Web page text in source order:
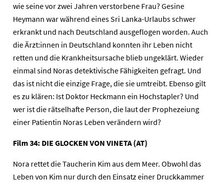
wie seine vor zwei Jahren verstorbene Frau? Gesine
Heymann war während eines Sri Lanka-Urlaubs schwer
erkrankt und nach Deutschland ausgeflogen worden. Auch
die Ärzt:innen in Deutschland konnten ihr Leben nicht
retten und die Krankheitsursache blieb ungeklärt. Wieder
einmal sind Noras detektivische Fähigkeiten gefragt. Und
das ist nicht die einzige Frage, die sie umtreibt. Ebenso gilt
es zu klären: Ist Doktor Heckmann ein Hochstapler? Und
wer ist die rätselhafte Person, die laut der Prophezeiung
einer Patientin Noras Leben verändern wird?
Film 34: DIE GLOCKEN VON VINETA (AT)
Nora rettet die Taucherin Kim aus dem Meer. Obwohl das
Leben von Kim nur durch den Einsatz einer Druckkammer